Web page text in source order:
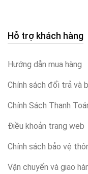
Hỗ trợ khách hàng
Hướng dẫn mua hàng
Chính sách đổi trả và
Chính Sách Thanh
Điều khoản trang web
Chính sách bảo vệ
Vận chuyển và giao